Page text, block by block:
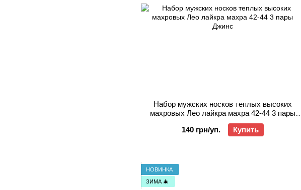
Набор мужских носков теплых высоких
махровых Лео лайкра махра 42-44 3 пары
Джинс
140 грн/уп.
Купить
НОВИНКА
ЗИМА 🎄